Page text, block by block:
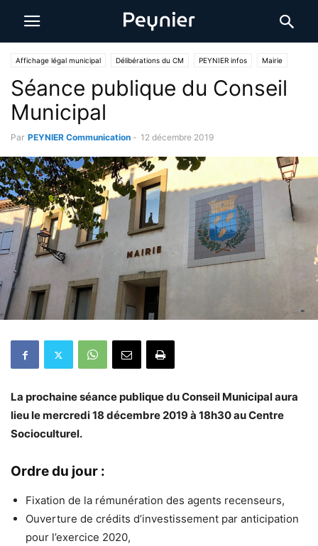
Affichage légal municipal Délibérations du CM PEYNIER infos Mairie
Séance publique du Conseil
Municipal
Par PEYNIER Communication - 12 décembre 2019
La prochaine séance publique du Conseil Municipal aura
lieu le mercredi 18 décembre 2019 à 18h30 au Centre
Socioculturel.
Ordre du jour :
Fixation de la rémunération des agents recenseurs,
Ouverture de crédits d’investissement par anticipation
pour l’exercice 2020,